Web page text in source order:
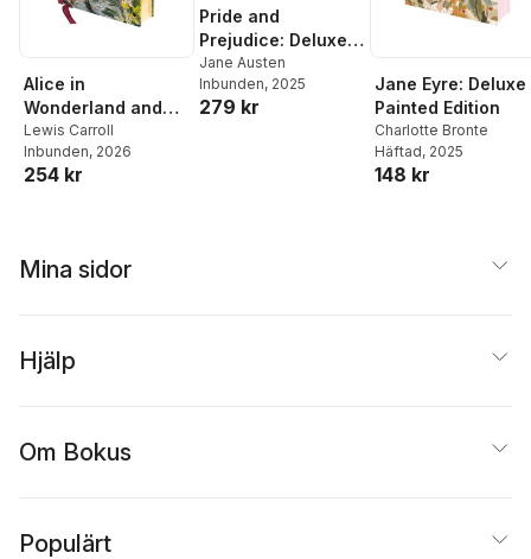
Alice in
Wonderland and
Other Classic
Adventures: Deluxe
Painted Edition
Lewis Carroll
Inbunden, 2026
254 kr
Pride and
Prejudice: Deluxe
Painted Edition
Jane Austen
Inbunden, 2025
279 kr
Jane Eyre: Deluxe
Painted Edition
Charlotte Bronte
Häftad, 2025
148 kr
Mina sidor
Hjälp
Om Bokus
Populärt